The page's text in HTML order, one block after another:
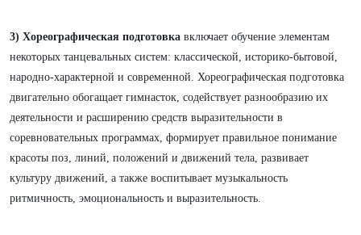
3) Хореографическая подготовка включает обучение элементам
некоторых танцевальных систем: классической, историко-бытовой,
народно-характерной и современной. Хореографическая подготовка
двигательно обогащает гимнасток, содействует разнообразию их
деятельности и расширению средств выразительности в
соревновательных программах, формирует правильное понимание
красоты поз, линий, положений и движений тела, развивает
культуру движений, а также воспитывает музыкальность
ритмичность, эмоциональность и выразительность.